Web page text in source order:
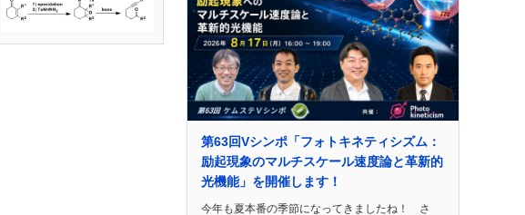
第63回Vシンポ「フォトキネティシズム：
励起現象のマルチスケール速度論と革新的
光機能」を開催します！
今年も夏本番の季節になってきましたね！ さ